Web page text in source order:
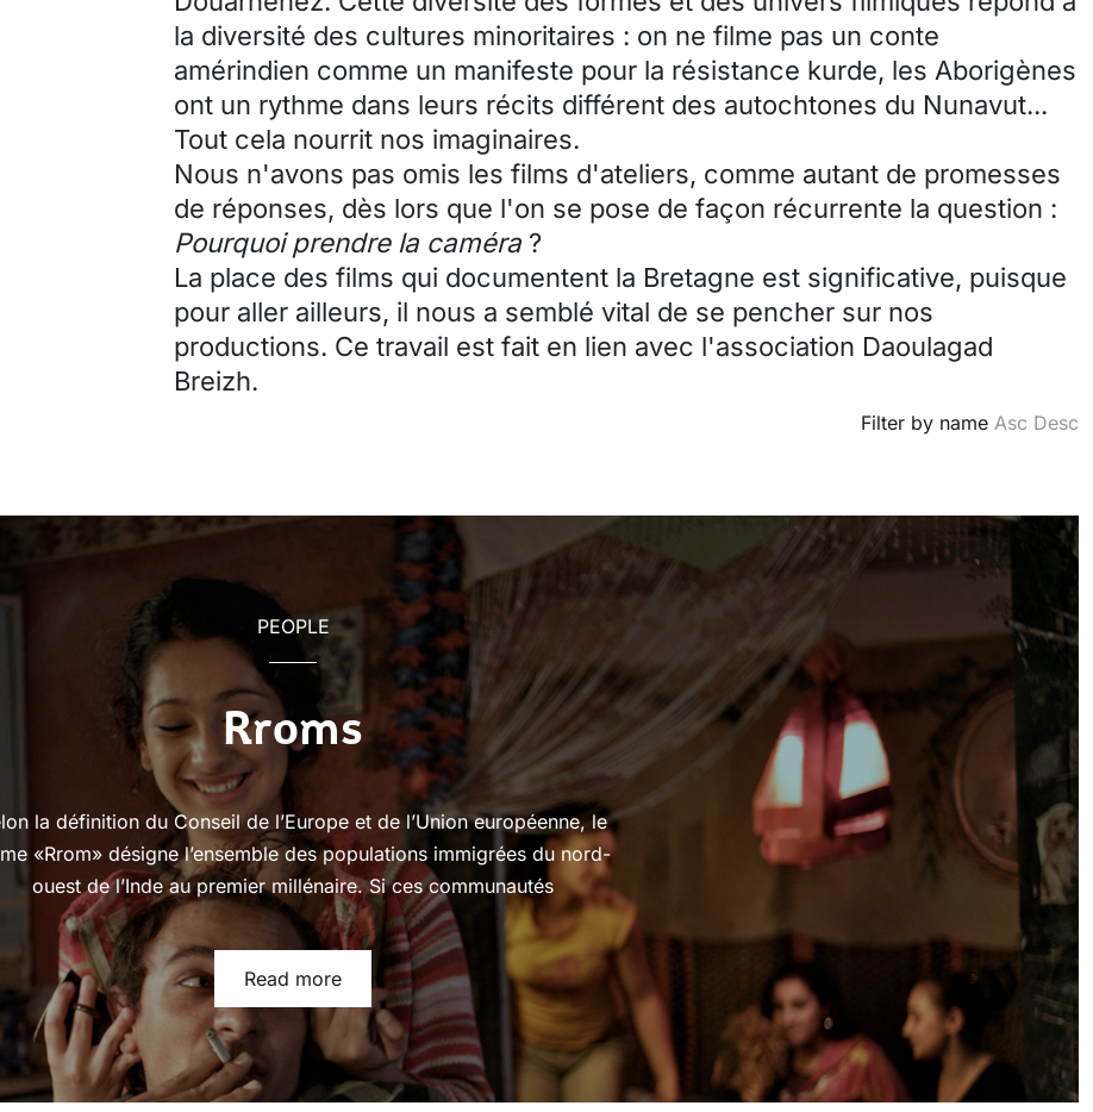
la diversité des cultures minoritaires : on ne filme pas un conte
amérindien comme un manifeste pour la résistance kurde, les Aborigènes
ont un rythme dans leurs récits différent des autochtones du Nunavut...
Tout cela nourrit nos imaginaires.
Nous n'avons pas omis les films d'ateliers, comme autant de promesses
de réponses, dès lors que l'on se pose de façon récurrente la question :
Pourquoi prendre la caméra ?
La place des films qui documentent la Bretagne est significative, puisque
pour aller ailleurs, il nous a semblé vital de se pencher sur nos
productions. Ce travail est fait en lien avec l'association Daoulagad
Breizh.
Filter by name Asc Desc
PEOPLE
Rroms
la définition du Conseil de l’Europe et de l’Union européenne, le
«Rrom» désigne l’ensemble des populations immigrées du nord-
ouest de l’Inde au premier millénaire. Si ces communautés
Read more